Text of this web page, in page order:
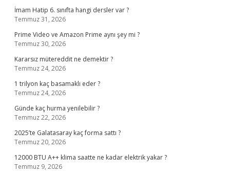
İmam Hatip 6. sınıfta hangi dersler var ?
Temmuz 31, 2026
Prime Video ve Amazon Prime aynı şey mi ?
Temmuz 30, 2026
Kararsız mütereddit ne demektir ?
Temmuz 24, 2026
1 trilyon kaç basamaklı eder ?
Temmuz 24, 2026
Günde kaç hurma yenilebilir ?
Temmuz 22, 2026
2025’te Galatasaray kaç forma sattı ?
Temmuz 20, 2026
12000 BTU A++ klima saatte ne kadar elektrik yakar ?
Temmuz 9, 2026